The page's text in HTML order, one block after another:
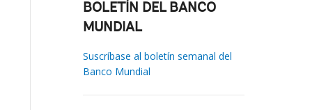
BOLETÍN DEL BANCO
MUNDIAL
Suscríbase al boletín semanal del
Banco Mundial